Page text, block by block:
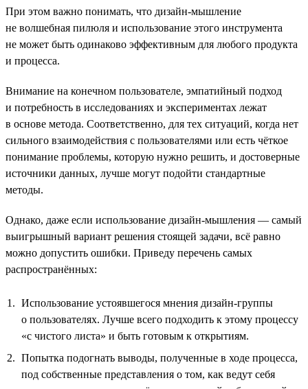
При этом важно понимать, что дизайн-мышление
не волшебная пилюля и использование этого инструмента
не может быть одинаково эффективным для любого продукта
и процесса.
Внимание на конечном пользователе, эмпатийный подход
и потребность в исследованиях и экспериментах лежат
в основе метода. Соответственно, для тех ситуаций, когда нет
сильного взаимодействия с пользователями или есть чёткое
понимание проблемы, которую нужно решить, и достоверные
источники данных, лучше могут подойти стандартные
методы.
Однако, даже если использование дизайн-мышления — самый
выигрышный вариант решения стоящей задачи, всё равно
можно допустить ошибки. Приведу перечень самых
распространённых:
Использование устоявшегося мнения дизайн-группы
о пользователях. Лучше всего подходить к этому процессу
«с чистого листа» и быть готовым к открытиям.
Попытка подогнать выводы, полученные в ходе процесса,
под собственные представления о том, как ведут себя